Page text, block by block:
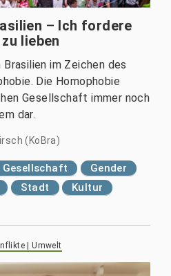
– Ich fordere
lieben
im Zeichen des
Die Homophobie
Gesellschaft immer noch
dar.
(KoBra)
Gesellschaft
Gender
Stadt Kultur
| Umwelt